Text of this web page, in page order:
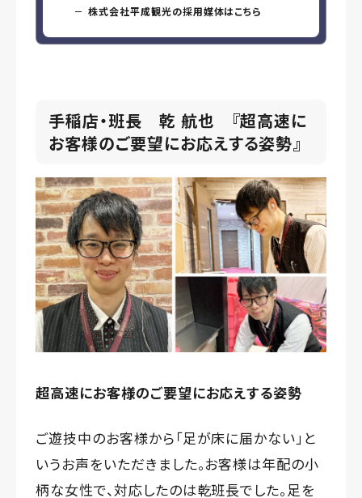
株式会社平成観光の採用媒体はこちら
手稲店・班長 乾 航也 『超高速に
お客様のご要望にお応えする姿勢』
超高速にお客様のご要望にお応えする姿勢
ご遊技中のお客様から「足が床に届かない」と
いうお声をいただきました。お客様は年配の小
柄な女性で、対応したのは乾班長でした。足を